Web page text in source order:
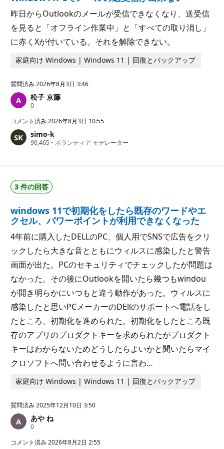
昨日からOutlookのメールが受信できなくなり、送受信
を見ると「オフライン作業中」と「すべての取り消し」
に赤くXが付いている。それを解除できない。
家庭向け Windows | Windows 11 | 回復とバックアップ
質問済み2026年8月3日 3:46
松子 京藤
0評
の
イ
ン
コメント済み2026年8月3日 10:55
simo-k
90,465 評
ト
• ボランティア モデレーター
3 件の回答
windows 11で初期化をしたら既存のワードやエ
クセル、パワーポイントが利用できなくなった
4年前に購入したDELLのPC、個人用でSNSで広告をクリ
ックしたら大きな音とともにウィルスに感染したと警告
画面が出た。PCのセキュリティでチェックしたが問題は
なかった。その後にOutlookを開いたら幾つもwindou
が開き明らかにいつもと違う動作があった。ウィルスに
感染したと思いPCメーカーのDEllのサポートへ電話をし
たところ、初期化を進められた。初期化をしたところ既
存のアプリのプロダクトキーを求められたがプロダクト
キーはわからないためどうしたらよいかと聞いたらマイ
クロソフトへ問い合わせるように言わ…
家庭向け Windows | Windows 11 | 回復とバックアップ
質問済み2025年12月10日 3:50
あや ね
0評
の
コメント済み2026年8月2日 2:55